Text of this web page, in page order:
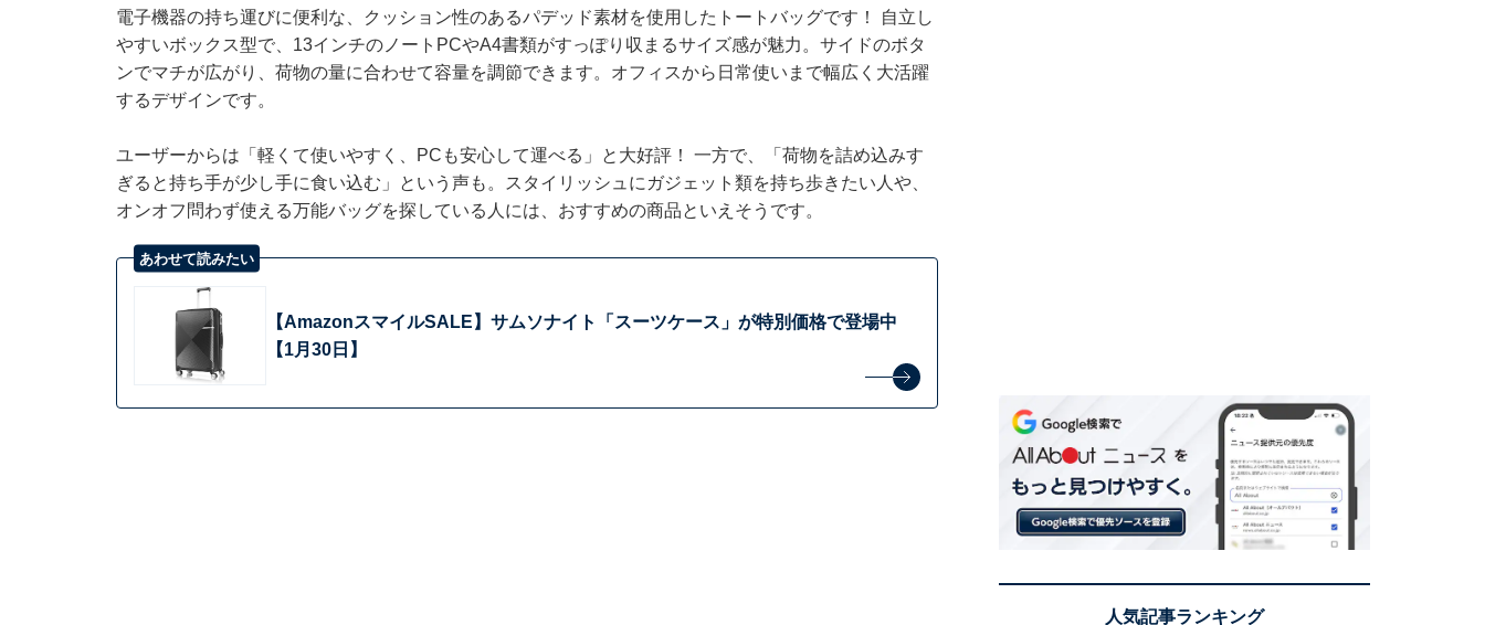
電子機器の持ち運びに便利な、クッション性のあるパデッド素材を使用したトートバッグです！ 自立し
やすいボックス型で、13インチのノートPCやA4書類がすっぽり収まるサイズ感が魅力。サイドのボタ
ンでマチが広がり、荷物の量に合わせて容量を調節できます。オフィスから日常使いまで幅広く大活躍
するデザインです。
ユーザーからは「軽くて使いやすく、PCも安心して運べる」と大好評！ 一方で、「荷物を詰め込みす
ぎると持ち手が少し手に食い込む」という声も。スタイリッシュにガジェット類を持ち歩きたい人や、
オンオフ問わず使える万能バッグを探している人には、おすすめの商品といえそうです。
あわせて読みたい
【AmazonスマイルSALE】サムソナイト「スーツケース」が特別価格で登場中
【1月30日】